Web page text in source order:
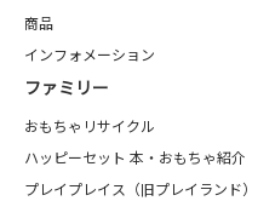
商品
インフォメーション
ファミリー
おもちゃリサイクル
ハッピーセット 本・おもちゃ紹介
プレイプレイス（旧プレイランド）